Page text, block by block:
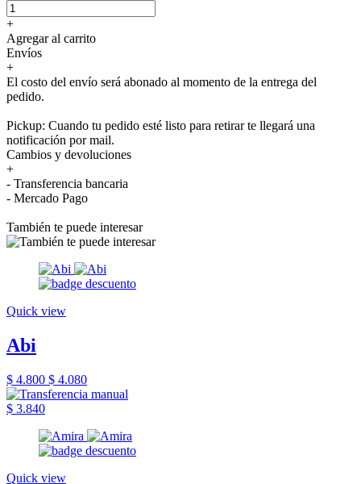
+
Agregar al carrito
Envíos
+
El costo del envío será abonado al momento de la entrega del
pedido.
Pickup: Cuando tu pedido esté listo para retirar te llegará una
notificación por mail.
Cambios y devoluciones
+
- Transferencia bancaria
- Mercado Pago
También te puede interesar
Quick view
Abi
$ 4.800 $ 4.080
$ 3.840
Quick view